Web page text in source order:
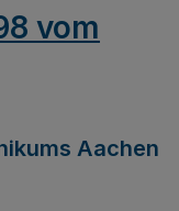
vom
Aachen